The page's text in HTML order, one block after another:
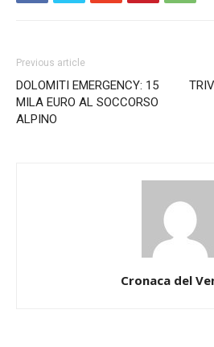
Previous article
DOLOMITI EMERGENCY: 15
MILA EURO AL SOCCORSO
ALPINO
Cronaca del